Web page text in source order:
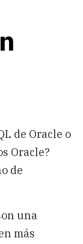
de Oracle o
Oracle?
de
una
más